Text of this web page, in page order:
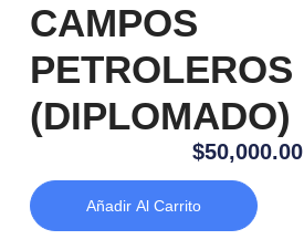
CAMPOS
PETROLEROS
(DIPLOMADO)
$50,000.00
Añadir Al Carrito